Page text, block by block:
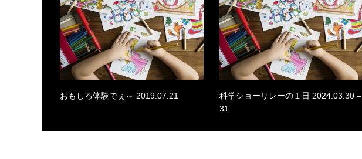
おもしろ体験でぇ～ 2019.07.21
科学ショーリレーの１日 2024.03.30 –
31